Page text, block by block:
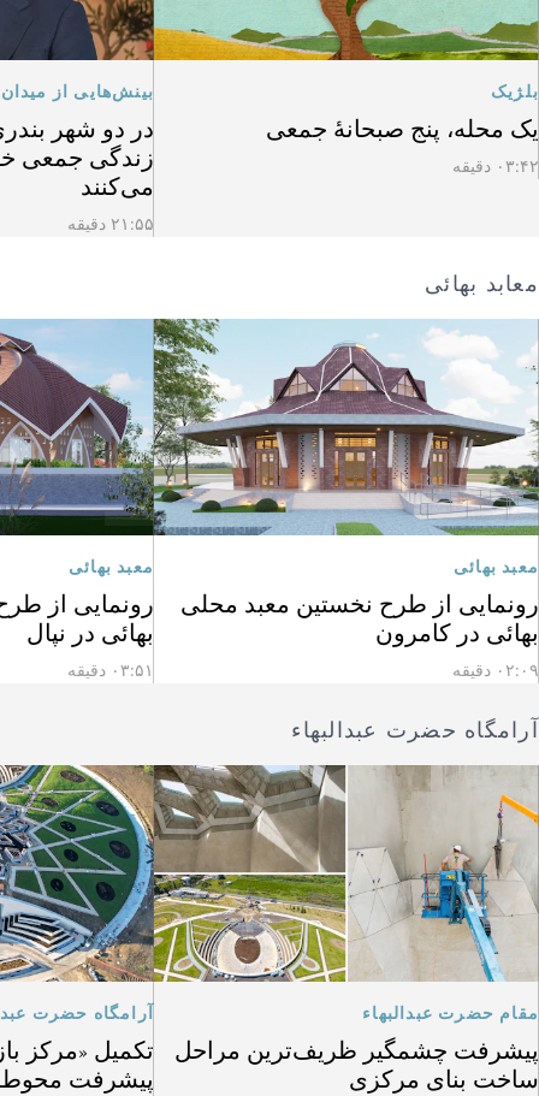
بلژیک
یک محله، پنج صبحانهٔ جمعی
۰۳:۴۲ دقیقه
بینش‌هایی از
در دو شهر
زندگی جمعی
می‌کنند
۲۱:۵۵ دقیقه
معابد بهائی
معبد بهائی
رونمایی از طرح نخستین معبد محلی
بهائی در کامرون
۰۲:۰۹ دقیقه
معبد بهائی
رونمایی از
بهائی در نپال
۰۳:۵۱ دقیقه
آرامگاه حضرت عبدالبهاء
مقام حضرت عبدالبهاء
پیشرفت چشمگیر ظریف‌ترین مراحل
ساخت بنای مرکزی
آرامگاه حضرت
تکمیل «مرکز
پیشرفت